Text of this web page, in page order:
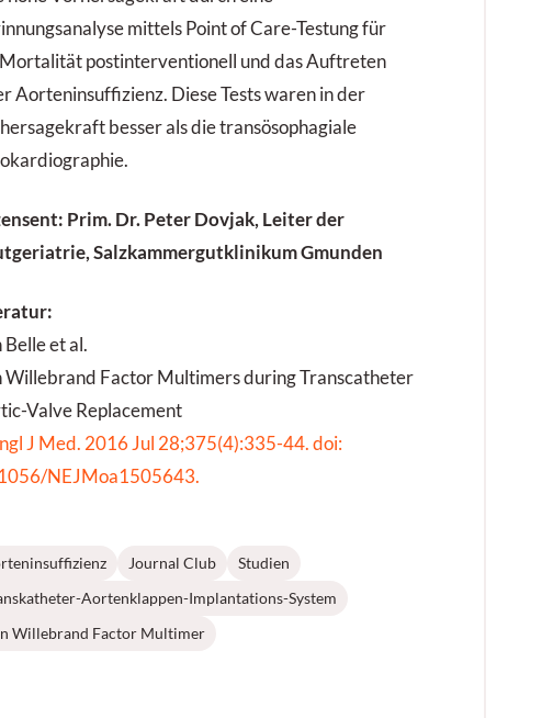
mittels Point of Care-Testung für
postinterventionell und das Auftreten
Aorteninsuffizienz. Diese Tests waren in der
besser als die transösophagiale
Prim. Dr. Peter Dovjak, Leiter der
Salzkammergutklinikum Gmunden
Belle et al.
Willebrand Factor Multimers during Transcatheter
Valve Replacement
J Med. 2016 Jul 28;375(4):335-44. doi:
NEJMoa1505643.
Journal Club
Studien
Aortenklappen-Implantations-System
Willebrand Factor Multimer